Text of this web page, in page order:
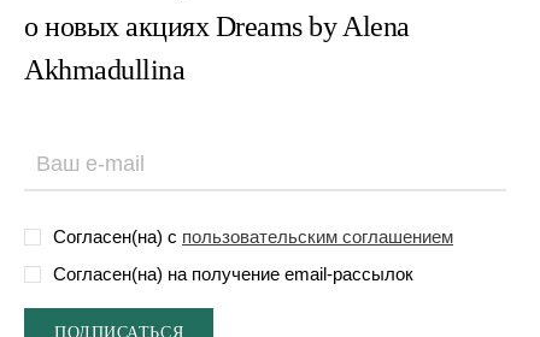
о новых акциях Dreams by Alena
Akhmadullina
Согласен(на) с пользовательским соглашением
Согласен(на) на получение email-рассылок